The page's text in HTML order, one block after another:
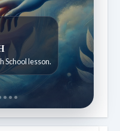
School lesson.